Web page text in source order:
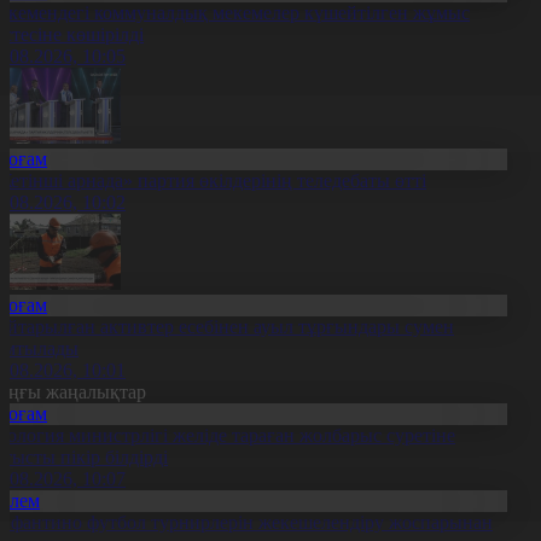
коммуналдық мекемелер күшейтілген жұмыс
көшірілді
10:05
арнада» партия өкілдерінің теледебаты өтті
10:02
активтер есебінен ауыл тұрғындары сумен
10:01
жаңалықтар
министрлігі желіде тараған жолбарыс суретіне
пікір білдірді
10:07
футбол турнирлерін жекешелендіру жоспарынан